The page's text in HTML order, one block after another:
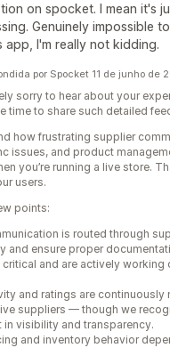
on spocket. I mean it's
Genuinely impossible
app, I'm really not kidding.
por Spocket 11 de junho de
sorry to hear about your
time to share such detailed
how frustrating supplier
issues, and product
you’re running a live store.
users.
points:
is routed through
and ensure proper
and are actively
and ratings are continuously
suppliers — though we
in visibility and transparency.
and inventory behavior